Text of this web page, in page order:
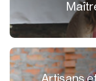
Artisans